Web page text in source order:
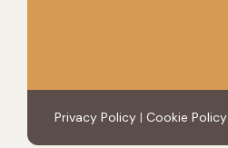
Privacy Policy | Cookie Policy